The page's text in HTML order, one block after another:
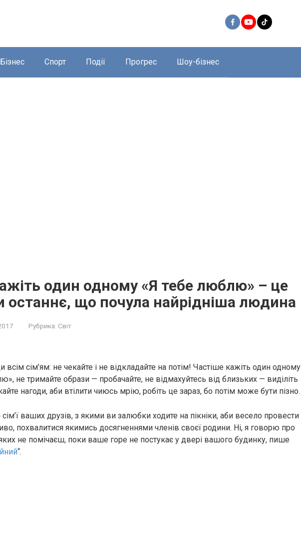
Бізнес Спорт Події Прогрес Шоу-бізнес
один одному «Я тебе люблю» – це
останнє, що почула найрідніша людина
Рубрика: Світ
всім сім’ям: не чекайте і не відкладайте на потім! Частіше кажіть один одному
не тримайте образи — пробачайте, не відмахуйтесь від близьких — виділіть
нагоди, аби втілити чиюсь мрію, робіть це зараз, бо потім може бути пізно.
ваших друзів, з якими ви залюбки ходите на пікніки, аби весело провести
похвалитися якимись досягненнями члeнів своєї родини. Ні, я говорю про
яких не помічаєш, поки ваше горе не постукає у двері вашого будинку, пише
“.